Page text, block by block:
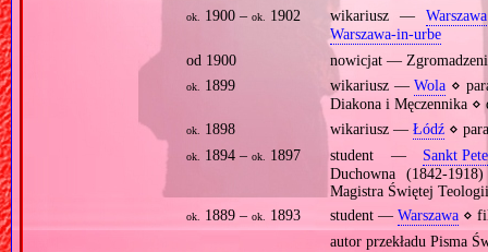
ok. 1900 –ok. 1902 wikariusz —Warszawa
Warszawa‐in‐urbe
od 1900
nowicjat —
ok. 1899 wikariusz —Wola ⋄
Diakona i Męczennika ⋄
ok. 1898 wikariusz — Łódź⋄
ok. 1894 –ok. 1897 student — Sankt
Duchowna
Magistra Świętej Teologii
ok. 1889 –ok. 1893 student — Warszawa⋄
autor przekładu Pisma